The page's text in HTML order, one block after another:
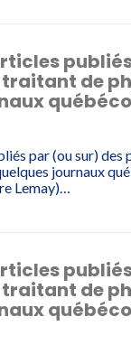
traitant de
par (ou sur) des
journaux
Lemay)…
traitant de